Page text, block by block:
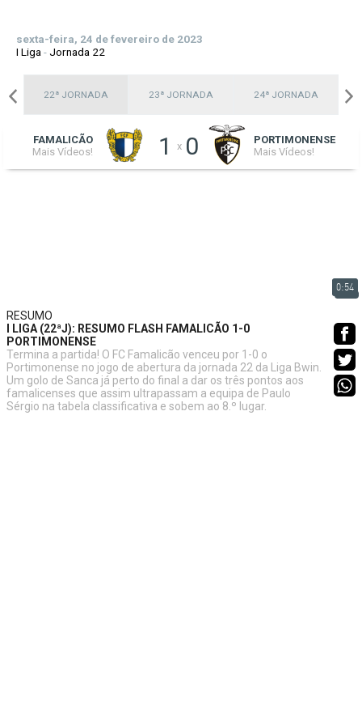
sexta-feira, 24 de fevereiro de 2023
I Liga -Jornada 22
22ª JORNADA 23ª JORNADA 24ª JORNADA
FAMALICÃO
Mais Vídeos!
1 x 0
PORTIMONENSE
Mais Vídeos!
0:54
RESUMO
I LIGA (22ªJ): RESUMO FLASH FAMALICÃO 1-0
PORTIMONENSE
Termina a partida! O FC Famalicão venceu por 1-0 o
Portimonense no jogo de abertura da jornada 22 da Liga Bwin.
Um golo de Sanca já perto do final a dar os três pontos aos
famalicenses que assim ultrapassam a equipa de Paulo
Sérgio na tabela classificativa e sobem ao 8.º lugar.